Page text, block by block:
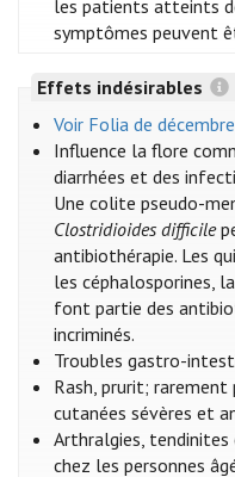
les patients atteints
symptômes peuvent
Effets indésirables
Voir Folia de
Influence la flore
diarrhées et des
Une colite pseudo-
Clostridioides difficile
antibiothérapie. Les
les céphalosporines,
font partie des
incriminés.
Troubles gastro-
Rash, prurit;
cutanées sévères et
Arthralgies,
chez les personnes